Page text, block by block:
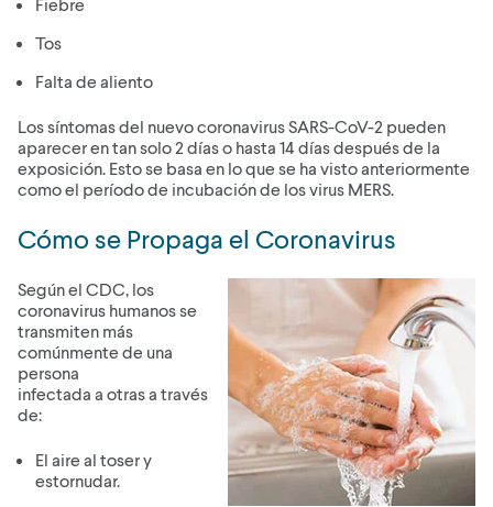
Tos
Falta de aliento
Los síntomas del nuevo coronavirus SARS-CoV-2 pueden
aparecer en tan solo 2 días o hasta 14 días después de la
exposición. Esto se basa en lo que se ha visto anteriormente
como el período de incubación de los virus MERS.
Cómo se Propaga el Coronavirus
Según el CDC, los
coronavirus humanos se
transmiten más
comúnmente de una
persona
infectada a otras a través
de:
El aire al toser y
estornudar.